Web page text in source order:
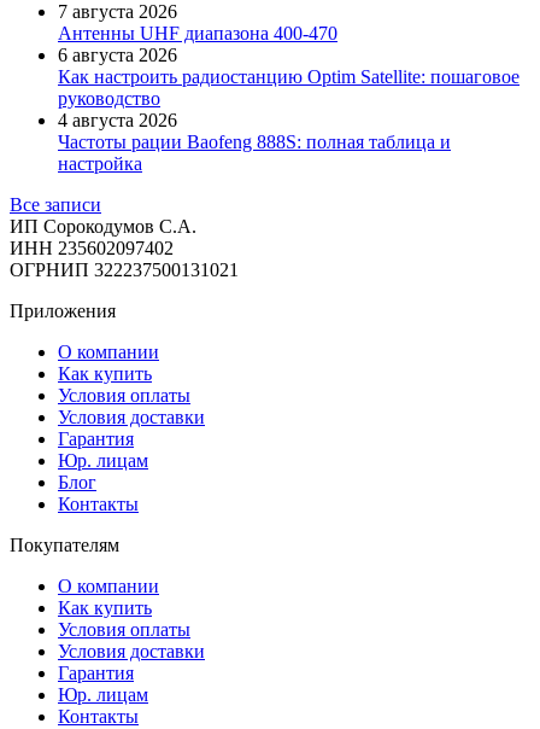
7 августа 2026
Антенны UHF диапазона 400-470
6 августа 2026
Как настроить радиостанцию Optim Satellite: пошаговое
руководство
4 августа 2026
Частоты рации Baofeng 888S: полная таблица и
настройка
Все записи
ИП Сорокодумов С.А.
ИНН 235602097402
ОГРНИП 322237500131021
Приложения
О компании
Как купить
Условия оплаты
Условия доставки
Гарантия
Юр. лицам​
Блог
Контакты
Покупателям
О компании
Как купить
Условия оплаты
Условия доставки
Гарантия
Юр. лицам​
Контакты